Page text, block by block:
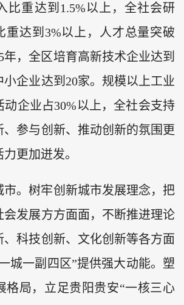
比重达到1.5%以上，全社会研
重达到3%以上，人才总量突破
年，全区培育高新技术企业达到
小企业达到20家。规模以上工业
动企业占30%以上，全社会支持
参与创新、推动创新的氛围更
更加迸发。
市。树牢创新城市发展理念，把
会发展方方面面，不断推进理论
科技创新、文化创新等各方面
城一副四区”提供强大动能。塑
格局，立足贵阳贵安“一核三心